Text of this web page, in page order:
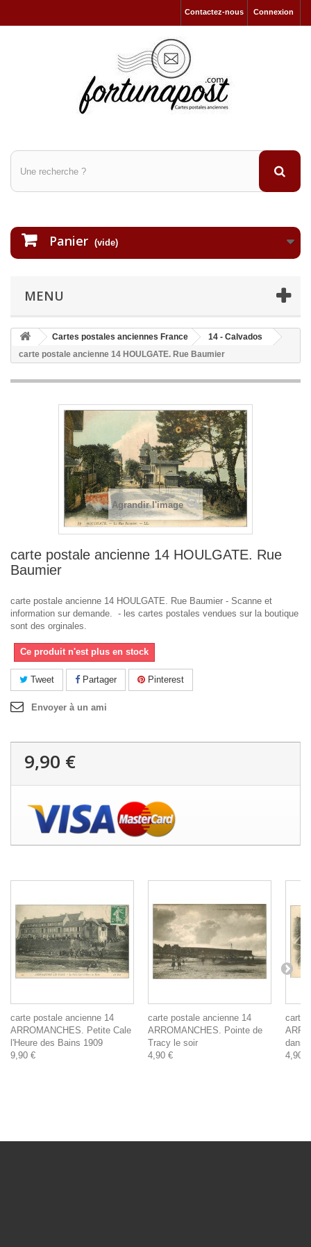
Connexion
Contactez-nous
Panier (vide)
MENU
Cartes postales anciennes France
14 - Calvados
carte postale ancienne 14 HOULGATE. Rue Baumier
Agrandir l'image
carte postale ancienne 14 HOULGATE. Rue
Baumier
carte postale ancienne 14 HOULGATE. Rue Baumier - Scanne et
information sur demande. - les cartes postales vendues sur la boutique
sont des orginales.
Ce produit n'est plus en stock
Tweet Partager Pinterest
Envoyer à un ami
9,90 €
carte postale ancienne 14
ARROMANCHES. Petite Cale
l'Heure des Bains 1909
9,90 €
carte postale ancienne 14
ARROMANCHES. Pointe de
Tracy le soir
4,90 €
carte
dans
4,90 €